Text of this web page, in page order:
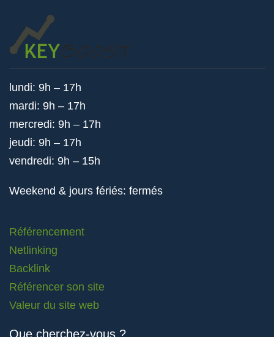
lundi: 9h – 17h
mardi: 9h – 17h
mercredi: 9h – 17h
jeudi: 9h – 17h
vendredi: 9h – 15h
Weekend & jours fériés: fermés
Référencement
Netlinking
Backlink
Référencer son site
Valeur du site web
Que cherchez-vous ?